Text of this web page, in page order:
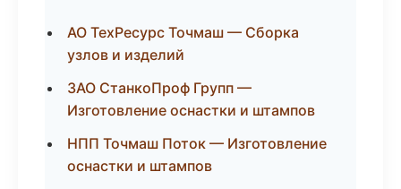
АО ТехРесурс Точмаш — Сборка
узлов и изделий
ЗАО СтанкоПроф Групп —
Изготовление оснастки и штампов
НПП Точмаш Поток — Изготовление
оснастки и штампов